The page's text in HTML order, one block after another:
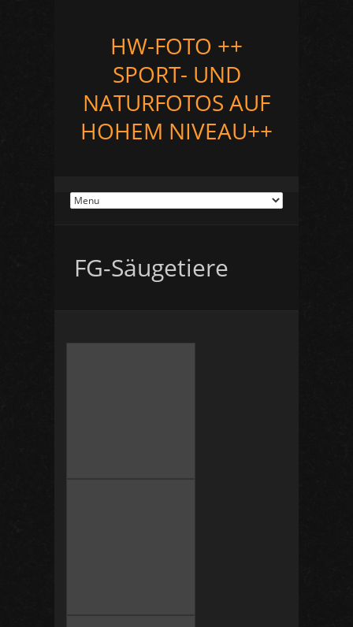
HW-FOTO ++
SPORT- UND
NATURFOTOS AUF
HOHEM NIVEAU++
FG-Säugetiere